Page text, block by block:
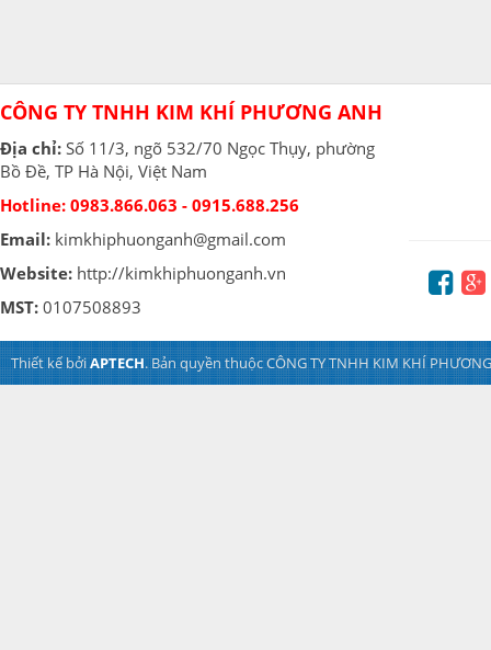
CÔNG TY TNHH KIM KHÍ PHƯƠNG ANH
Địa chỉ: Số 11/3, ngõ 532/70 Ngọc Thụy, phường
Bồ Đề, TP Hà Nội, Việt Nam
Hotline: 0983.866.063 - 0915.688.256
Email: kimkhiphuonganh@gmail.com
Website: http://kimkhiphuonganh.vn
MST: 0107508893
Thiết kế bởiAPTECH. Bản quyền thuộc CÔNG TY TNHH KIM KHÍ